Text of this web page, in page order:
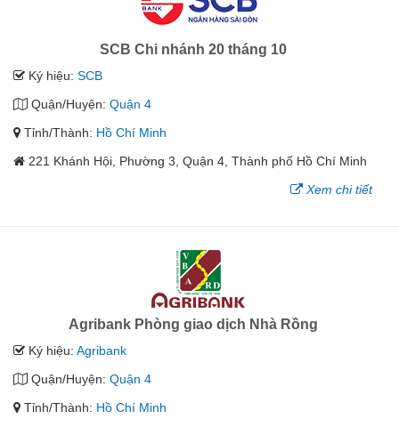
SCB Chi nhánh 20 tháng 10
Ký hiệu: SCB
Quận/Huyện: Quận 4
Tỉnh/Thành: Hồ Chí Minh
221 Khánh Hội, Phường 3, Quận 4, Thành phố Hồ Chí Minh
Xem chi tiết
Agribank Phòng giao dịch Nhà Rồng
Ký hiệu: Agribank
Quận/Huyện: Quận 4
Tỉnh/Thành: Hồ Chí Minh